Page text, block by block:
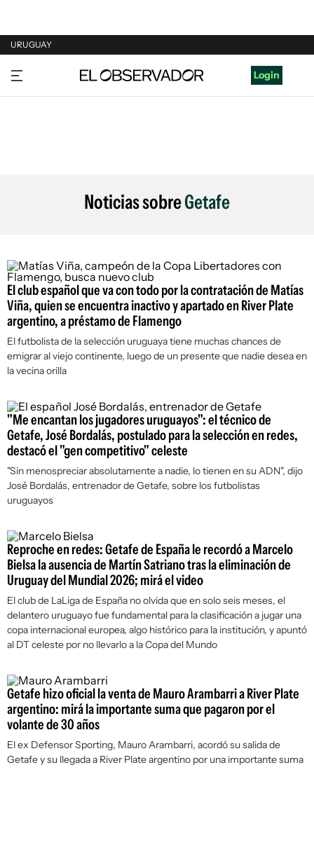
URUGUAY
URUGUAY
ARGENTINA
Login
Noticias sobreGetafe
El club español que va con todo por la contratación de Matías
Viña, quien se encuentra inactivo y apartado en River Plate
argentino, a préstamo de Flamengo
El futbolista de la selección uruguaya tiene muchas chances de
emigrar al viejo continente, luego de un presente que nadie desea en
la vecina orilla
"Me encantan los jugadores uruguayos": el técnico de
Getafe, José Bordalás, postulado para la selección en redes,
destacó el "gen competitivo" celeste
"Sin menospreciar absolutamente a nadie, lo tienen en su ADN", dijo
José Bordalás, entrenador de Getafe, sobre los futbolistas
uruguayos
Reproche en redes: Getafe de España le recordó a Marcelo
Bielsa la ausencia de Martín Satriano tras la eliminación de
Uruguay del Mundial 2026; mirá el video
El club de LaLiga de España no olvida que en solo seis meses, el
delantero uruguayo fue fundamental para la clasificación a jugar una
copa internacional europea, algo histórico para la institución, y apuntó
al DT celeste por no llevarlo a la Copa del Mundo
Getafe hizo oficial la venta de Mauro Arambarri a River Plate
argentino: mirá la importante suma que pagaron por el
volante de 30 años
El ex Defensor Sporting, Mauro Arambarri, acordó su salida de
Getafe y su llegada a River Plate argentino por una importante suma